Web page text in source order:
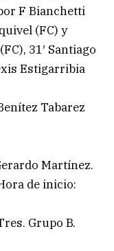
F Bianchetti
(FC) y
31′ Santiago
Estigarribia
Tabarez
Martínez.
de inicio:
Grupo B.